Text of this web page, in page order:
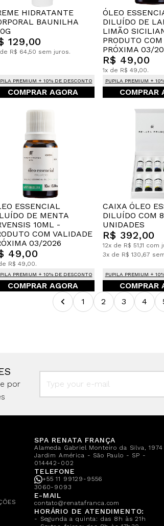
HIDRATANTE
BAUNILHA
129,00
R$ 64,50 sem juros.
PREMIUM + 10% DE DESCONTO
COMPRAR AGORA
ÓLEO
DILUÍDO DE
LIMÃO
PRODUTO
PRÓXIMA 03/
R$ 49,00
1x de R$ 49,00.
PUPILA PREMIUM +
COMPRAR
ESSENCIAL
DE MENTA
10ML -
COM VALIDADE
03/2026
49,00
R$ 49,00.
PREMIUM + 10% DE DESCONTO
COMPRAR AGORA
CAIXA ÓLEO
DILUÍDO COM 8
UNIDADES
R$ 392,00
12x de R$ 51,11 com
3x de R$ 130,67
PUPILA PREMIUM +
COMPRAR
1
2 3 4
por
SPA RENATA FRANÇA
Alameda Gabriel Monteiro da Silva, 1974
Jardim América - São Paulo - SP -
014442-002
TELEFONE
+55 11 99129-9556
3060-9093
E-MAIL
contato@renatafranca.com
HORÁRIO DE ATENDIMENTO:
- Segunda a quinta: das 8h às 21h